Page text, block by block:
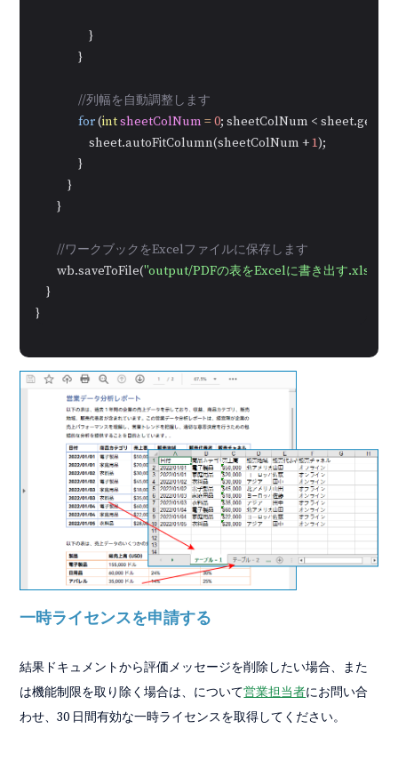
                    }
                }
//列幅を自動調整します
for (intsheetColNum =0; sheetColNum <
                    sheet.autoFitColumn(sheetColNum +
1);
                }
            }
        }
//ワークブックをExcelファイルに保存します
        wb.saveToFile(
"output/PDFの表をExcelに書き出す.xlsx"
    }
}
一時ライセンスを申請する
結果ドキュメントから評価メッセージを削除したい場合、また
は機能制限を取り除く場合は、について営業担当者にお問い合
わせ、30 日間有効な一時ライセンスを取得してください。